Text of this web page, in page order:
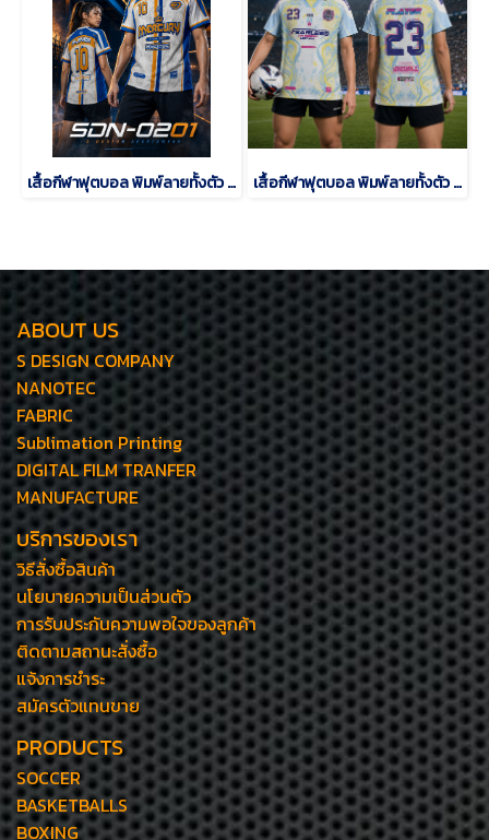
เสื้อกีฬาฟุตบอล พิมพ์ลายทั้งตัว เนื้อผ้า "นาโนเทค"SDN-0201 เสื้อกีฬาฟุตบอล พิมพ์ลายทั้งตัว เนื้อผ้า "นาโนเทค"SD-484
ABOUT US
S DESIGN COMPANY
NANOTEC
FABRIC
Sublimation Printing
DIGITAL FILM TRANFER
MANUFACTURE
บริการของเรา
วิธีสั่งซื้อสินค้า
นโยบายความเป็นส่วนตัว
การรับประกันความพอใจของลูกค้า
ติดตามสถานะสั่งซื้อ
แจ้งการชำระ
สมัครตัวแทนขาย
PRODUCTS
SOCCER
BASKETBALLS
BOXING